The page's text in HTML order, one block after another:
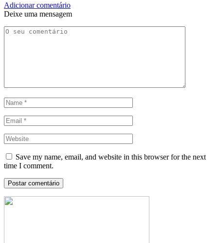
Adicionar comentário
Deixe uma mensagem
Save my name, email, and website in this browser for the next
time I comment.